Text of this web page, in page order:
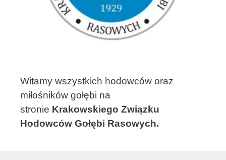
Witamy wszystkich hodowców oraz
miłośników gołębi na
stronie Krakowskiego Związku
Hodowców Gołębi Rasowych.